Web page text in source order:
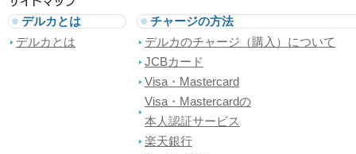
デルカとは
デルカとは
チャージの方法
デルカのチャージ（購入）について
JCBカード
Visa・Mastercard
Visa・Mastercardの
本人認証サービス
楽天銀行